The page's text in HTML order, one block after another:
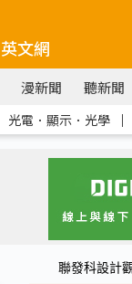
英文網
漫新聞 聽新聞
光電．顯示．光學 ｜
聯發科設計